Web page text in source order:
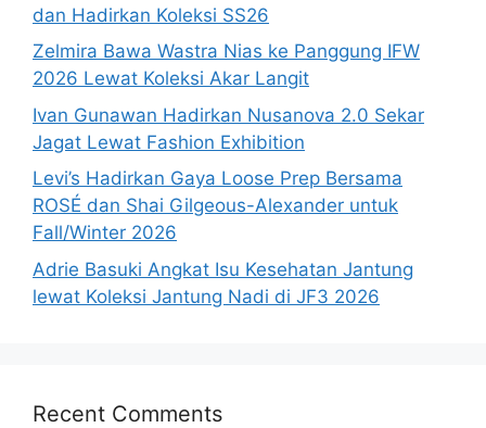
dan Hadirkan Koleksi SS26
Zelmira Bawa Wastra Nias ke Panggung IFW
2026 Lewat Koleksi Akar Langit
Ivan Gunawan Hadirkan Nusanova 2.0 Sekar
Jagat Lewat Fashion Exhibition
Levi’s Hadirkan Gaya Loose Prep Bersama
ROSÉ dan Shai Gilgeous-Alexander untuk
Fall/Winter 2026
Adrie Basuki Angkat Isu Kesehatan Jantung
lewat Koleksi Jantung Nadi di JF3 2026
Recent Comments